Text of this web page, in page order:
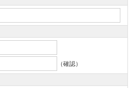
（確認）